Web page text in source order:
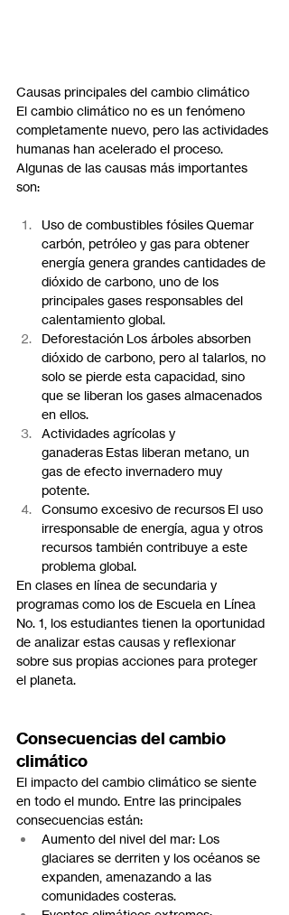
Causas principales del cambio climático
El cambio climático no es un fenómeno
completamente nuevo, pero las actividades
humanas han acelerado el proceso.
Algunas de las causas más importantes
son:
Uso de combustibles fósiles Quemar
carbón, petróleo y gas para obtener
energía genera grandes cantidades de
dióxido de carbono, uno de los
principales gases responsables del
calentamiento global.
Deforestación Los árboles absorben
dióxido de carbono, pero al talarlos, no
solo se pierde esta capacidad, sino
que se liberan los gases almacenados
en ellos.
Actividades agrícolas y
ganaderas Estas liberan metano, un
gas de efecto invernadero muy
potente.
Consumo excesivo de recursos El uso
irresponsable de energía, agua y otros
recursos también contribuye a este
problema global.
En clases en línea de secundaria y
programas como los de Escuela en Línea
No. 1, los estudiantes tienen la oportunidad
de analizar estas causas y reflexionar
sobre sus propias acciones para proteger
el planeta.
Consecuencias del cambio
climático
El impacto del cambio climático se siente
en todo el mundo. Entre las principales
consecuencias están:
Aumento del nivel del mar: Los
glaciares se derriten y los océanos se
expanden, amenazando a las
comunidades costeras.